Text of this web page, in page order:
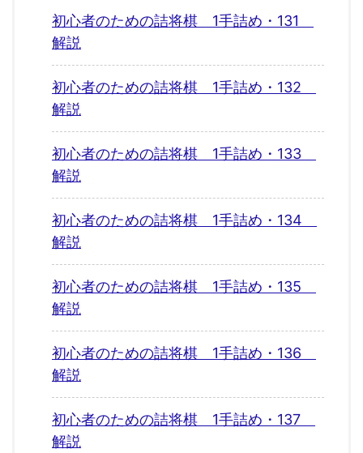
初心者のための詰将棋 1手詰め・131
解説
初心者のための詰将棋 1手詰め・132
解説
初心者のための詰将棋 1手詰め・133
解説
初心者のための詰将棋 1手詰め・134
解説
初心者のための詰将棋 1手詰め・135
解説
初心者のための詰将棋 1手詰め・136
解説
初心者のための詰将棋 1手詰め・137
解説